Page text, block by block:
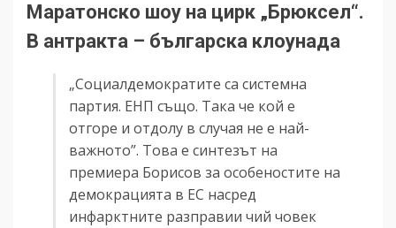
Маратонско шоу на цирк „Брюксел“.
В антракта – българска клоунада
„Социалдемократите са системна
партия. ЕНП също. Така че кой е
отгоре и отдолу в случая не е най-
важното”. Това е синтезът на
премиера Борисов за особеностите на
демокрацията в ЕС насред
инфарктните разправии чий човек